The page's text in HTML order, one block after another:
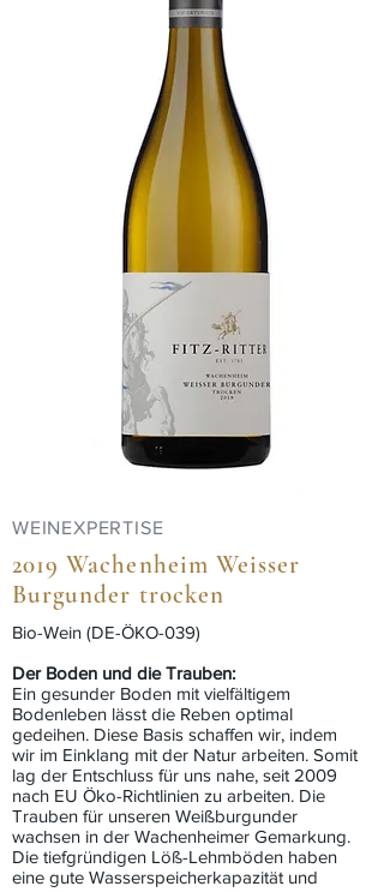
WEINEXPERTISE
2019 Wachenheim Weisser
Burgunder trocken
Bio-Wein (DE-ÖKO-039)
Der Boden und die Trauben:
Ein gesunder Boden mit vielfältigem
Bodenleben lässt die Reben optimal
gedeihen. Diese Basis schaffen wir, indem
wir im Einklang mit der Natur arbeiten. Somit
lag der Entschluss für uns nahe, seit 2009
nach EU Öko-Richtlinien zu arbeiten. Die
Trauben für unseren Weißburgunder
wachsen in der Wachenheimer Gemarkung.
Die tiefgründigen Löß-Lehmböden haben
eine gute Wasserspeicherkapazität und